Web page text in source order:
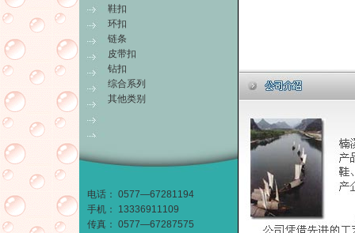
鞋扣
环扣
链条
皮带扣
钻扣
综合系列
其他类别
电话： 0577—67281194
手机： 13336911109
传真： 0577—67287575